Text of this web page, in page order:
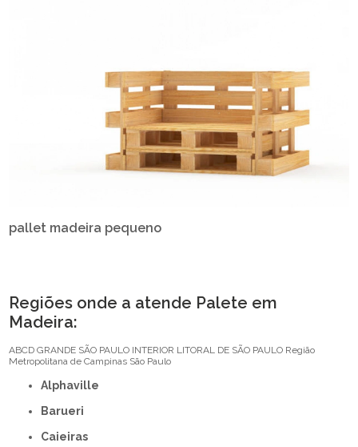
pallet madeira pequeno
Regiões onde a atende Palete em
Madeira:
ABCD GRANDE SÃO PAULO INTERIOR LITORAL DE SÃO PAULO Região
Metropolitana de Campinas São Paulo
Alphaville
Barueri
Caieiras